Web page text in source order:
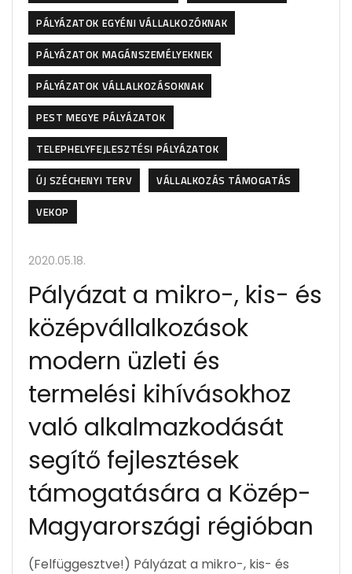
PÁLYÁZATOK EGYÉNI VÁLLALKOZÓKNAK
PÁLYÁZATOK MAGÁNSZEMÉLYEKNEK
PÁLYÁZATOK VÁLLALKOZÁSOKNAK
PEST MEGYE PÁLYÁZATOK
TELEPHELYFEJLESZTÉSI PÁLYÁZATOK
ÚJ SZÉCHENYI TERV
VÁLLALKOZÁS TÁMOGATÁS
VEKOP
2020.05.18.
Pályázat a mikro-, kis- és
középvállalkozások
modern üzleti és
termelési kihívásokhoz
való alkalmazkodását
segítő fejlesztések
támogatására a Közép-
Magyarországi régióban
(Felfüggesztve!) Pályázat a mikro-, kis- és